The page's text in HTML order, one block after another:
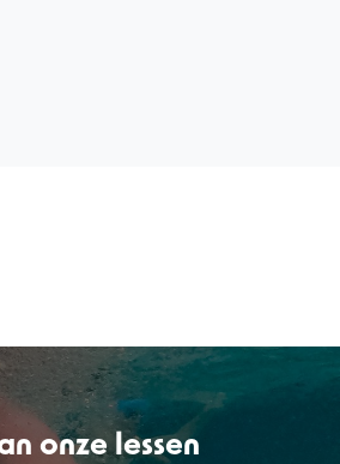
onze lessen